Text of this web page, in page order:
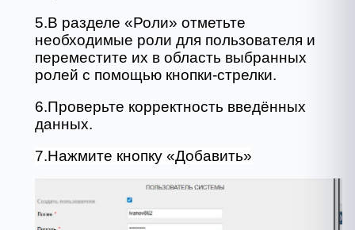
5.В разделе «Роли» отметьте
необходимые роли для пользователя и
переместите их в область выбранных
ролей с помощью кнопки-стрелки.
6.Проверьте корректность введённых
данных.
7.Нажмите кнопку «Добавить»